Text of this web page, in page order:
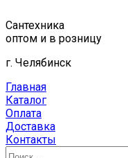
к
содержимому
Сантехника
оптом и в розницу
г. Челябинск
Главная
Каталог
Оплата
Доставка
Контакты